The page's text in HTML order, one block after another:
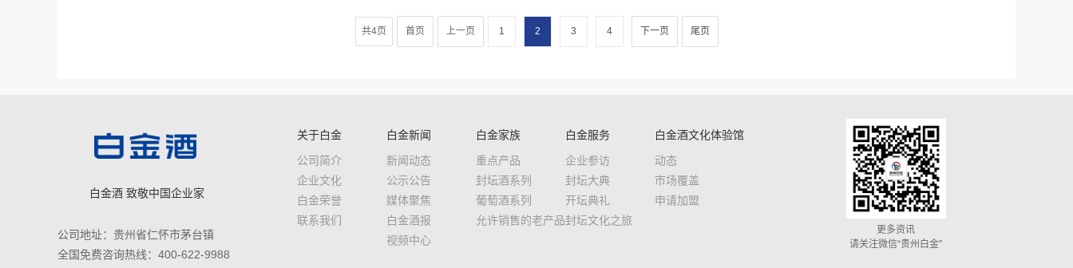
共4页 首页 上一页 1 2 3 4 下一页 尾页
白金酒 致敬中国企业家
公司地址：贵州省仁怀市茅台镇
全国免费咨询热线：400-622-9988
关于白金
公司简介
企业文化
白金荣誉
联系我们
白金新闻
新闻动态
公示公告
媒体聚焦
白金酒报
视频中心
白金家族
重点产品
封坛酒系列
葡萄酒系列
允许销售的老产品
白金服务
企业参访
封坛大典
开坛典礼
封坛文化之旅
白金酒文化体验馆
动态
市场覆盖
申请加盟
更多资讯
请关注微信“贵州白金”